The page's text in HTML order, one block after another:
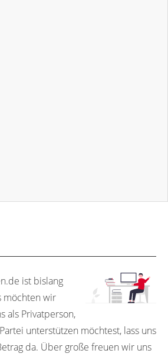
ist bislang
möchten wir
als Privatperson,
unterstützen möchtest, lass uns
da. Über große freuen wir uns